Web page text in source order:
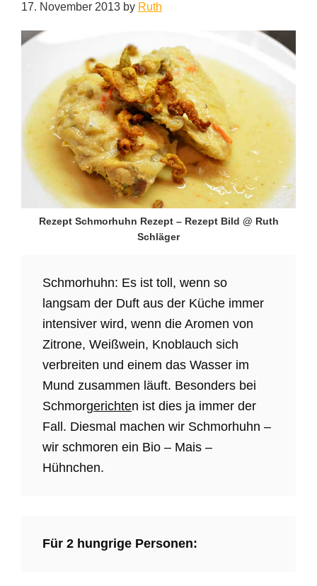
17. November 2013 by Ruth
Rezept Schmorhuhn Rezept – Rezept Bild @ Ruth
Schläger
Schmorhuhn: Es ist toll, wenn so
langsam der Duft aus der Küche immer
intensiver wird, wenn die Aromen von
Zitrone, Weißwein, Knoblauch sich
verbreiten und einem das Wasser im
Mund zusammen läuft. Besonders bei
Schmorgerichten ist dies ja immer der
Fall. Diesmal machen wir Schmorhuhn –
wir schmoren ein Bio – Mais –
Hühnchen.
Für 2 hungrige Personen: